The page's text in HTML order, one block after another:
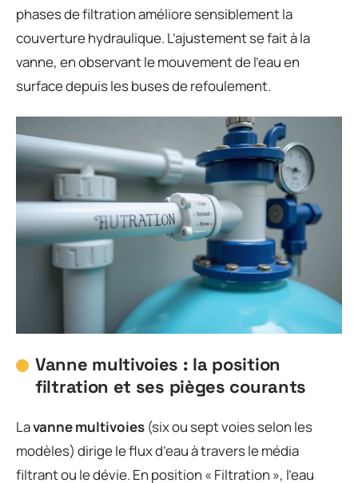
phases de filtration améliore sensiblement la
couverture hydraulique. L’ajustement se fait à la
vanne, en observant le mouvement de l’eau en
surface depuis les buses de refoulement.
Vanne multivoies : la position
filtration et ses pièges courants
Lavanne multivoies (six ou sept voies selon les
modèles) dirige le flux d’eau à travers le média
filtrant ou le dévie. En position « Filtration », l’eau